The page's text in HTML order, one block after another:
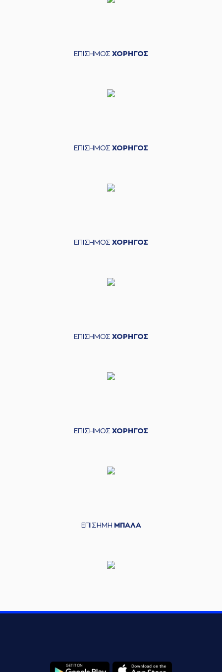
ΕΠΙΣΗΜΟΣ ΧΟΡΗΓΟΣ
ΕΠΙΣΗΜΟΣ ΧΟΡΗΓΟΣ
ΕΠΙΣΗΜΟΣ ΧΟΡΗΓΟΣ
ΕΠΙΣΗΜΟΣ ΧΟΡΗΓΟΣ
ΕΠΙΣΗΜΟΣ ΧΟΡΗΓΟΣ
ΕΠΙΣΗΜΗ ΜΠΑΛΑ